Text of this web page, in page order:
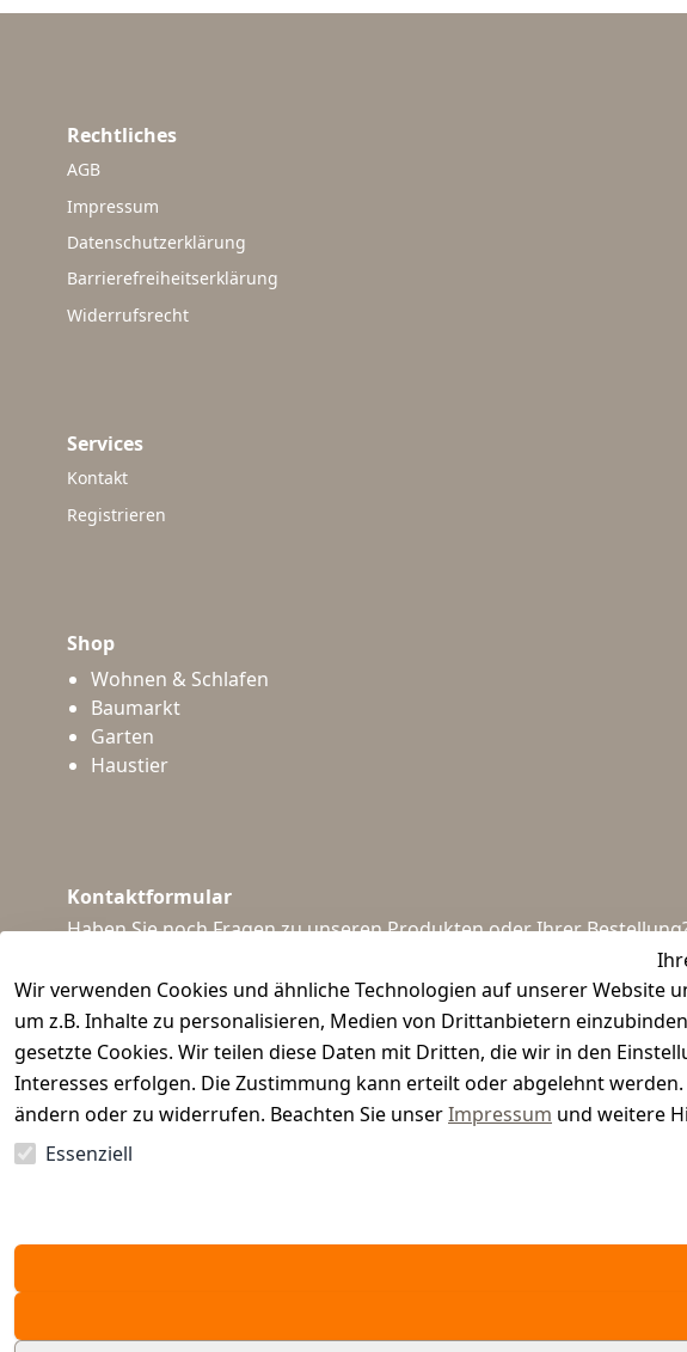
Wir verwenden Cookies und ähnliche Technologien auf unserer Website
um z.B. Inhalte zu personalisieren, Medien von Drittanbietern
gesetzte Cookies. Wir teilen diese Daten mit Dritten, die wir in den
Interesses erfolgen. Die Zustimmung kann erteilt oder abgelehnt
ändern oder zu widerrufen. Beachten Sie unserImpressum und weitere
Essenziell
Rechtliches
AGB
Impressum
Datenschutzerklärung
Barrierefreiheitserklärung
Widerrufsrecht
Services
Kontakt
Registrieren
Shop
Wohnen & Schlafen
Baumarkt
Garten
Haustier
Kontaktformular
Haben Sie noch Fragen zu unseren Produkten oder Ihrer
support@waidmeister.de